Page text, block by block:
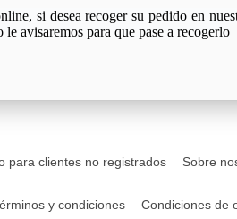
si desea recoger su pedido en
avisaremos para que pase a recogerlo
para clientes no registrados Sobre
y condiciones Condiciones de